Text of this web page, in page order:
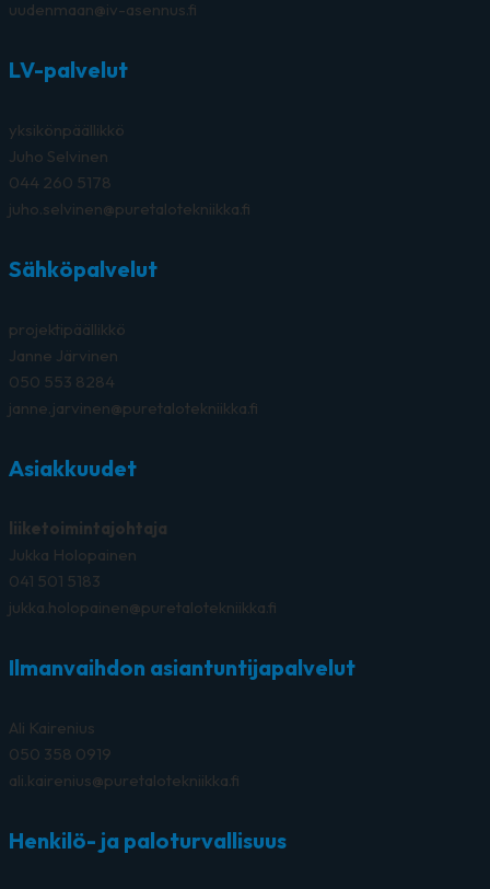
uudenmaan@iv-asennus.fi
LV-palvelut
yksikönpäällikkö
Juho Selvinen
044 260 5178
juho.selvinen@puretalotekniikka.fi
Sähköpalvelut
projektipäällikkö
Janne Järvinen
050 553 8284
janne.jarvinen@puretalotekniikka.fi
Asiakkuudet
liiketoimintajohtaja
Jukka Holopainen
041 501 5183
jukka.holopainen@puretalotekniikka.fi
Ilmanvaihdon asiantuntijapalvelut
Ali Kairenius
050 358 0919
ali.kairenius@puretalotekniikka.fi
Henkilö- ja paloturvallisuus